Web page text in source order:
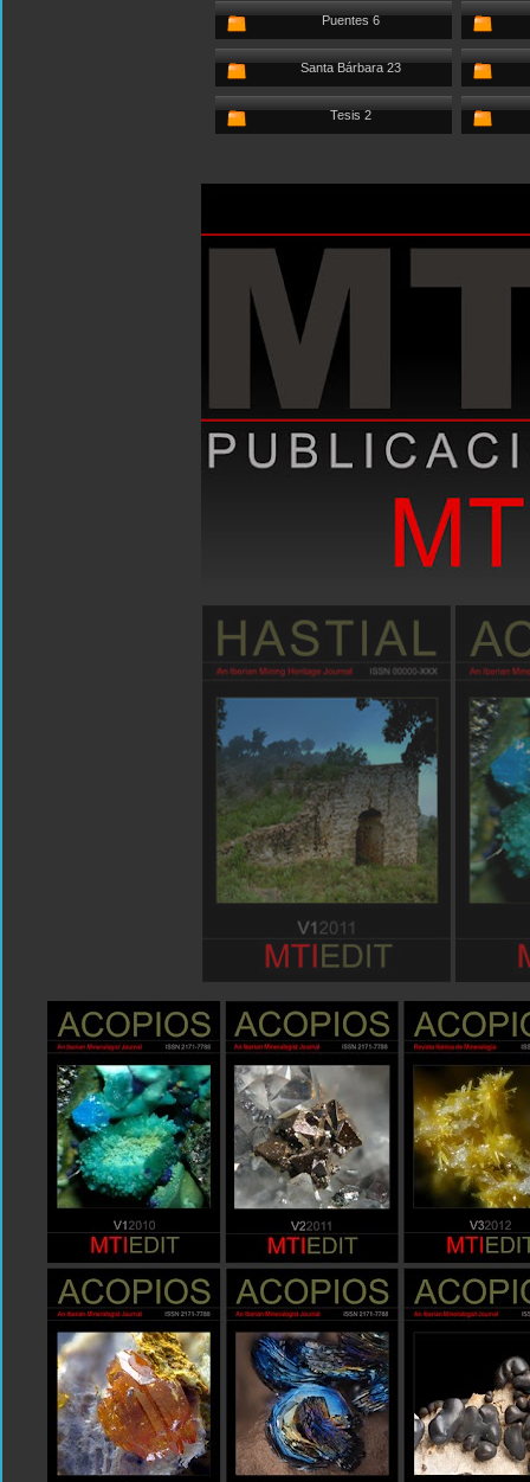
Puentes 6
Santa Bárbara 23
Tesis 2